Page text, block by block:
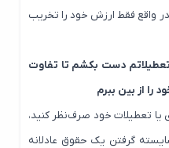
فقط ارزش خود را تخریب
دست بکشم تا تفاوت
بین ببرم
خود صرف‌نظر کنید،
یک حقوق عادلانه